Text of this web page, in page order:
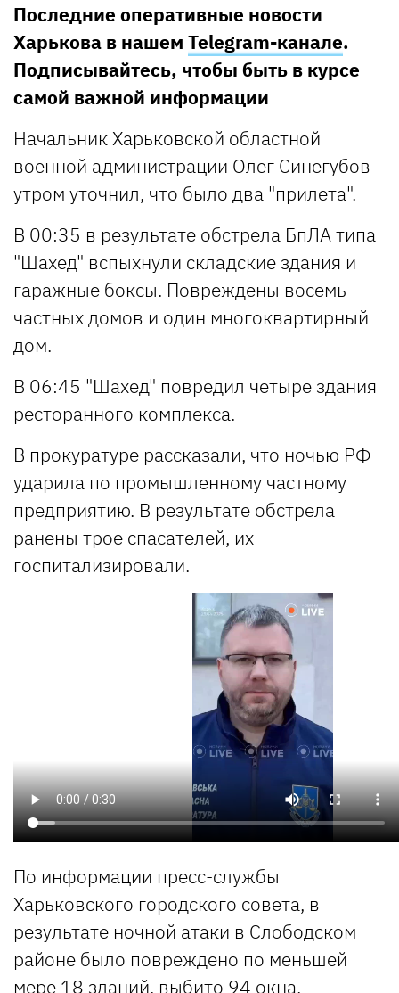
Последние оперативные новости
Харькова в нашем Telegram-канале.
Подписывайтесь, чтобы быть в курсе
самой важной информации
Начальник Харьковской областной
военной администрации Олег Синегубов
утром уточнил, что было два "прилета".
В 00:35 в результате обстрела БпЛА типа
"Шахед" вспыхнули складские здания и
гаражные боксы. Повреждены восемь
частных домов и один многоквартирный
дом.
В 06:45 "Шахед" повредил четыре здания
ресторанного комплекса.
В прокуратуре рассказали, что ночью РФ
ударила по промышленному частному
предприятию. В результате обстрела
ранены трое спасателей, их
госпитализировали.
По информации пресс-службы
Харьковского городского совета, в
результате ночной атаки в Слободском
районе было повреждено по меньшей
мере 18 зданий, выбито 94 окна.